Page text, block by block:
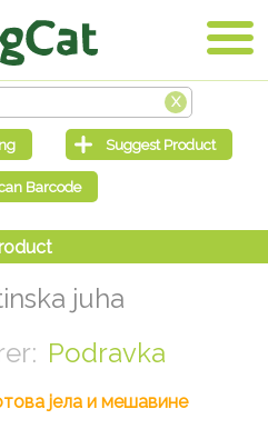
juha
Podravka
јела и мешавине